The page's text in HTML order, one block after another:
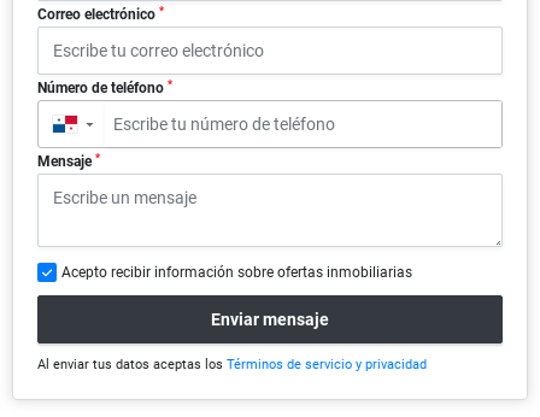
Correo electrónico *
Número de teléfono *
▼
Mensaje *
Acepto recibir información sobre ofertas inmobiliarias
Enviar mensaje
Al enviar tus datos aceptas los Términos de servicio y privacidad